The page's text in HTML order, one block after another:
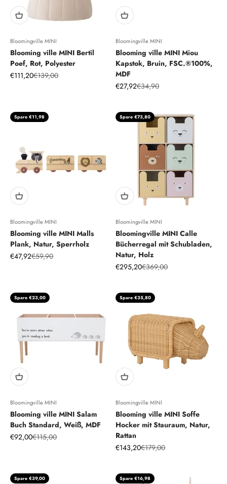
Bloomingville MINI
Blooming ville MINI Bertil
Poef, Rot, Polyester
Angebot
€111,20Regulärer Preis
€139,00
Bloomingville MINI
Blooming ville MINI Miou
Kapstok, Bruin, FSC.®100%,
MDF
Angebot
€27,92Regulärer Preis
€34,90
Spare €11,98
Bloomingville MINI
Blooming ville MINI Malls
Plank, Natur, Sperrholz
Angebot
€47,92Regulärer Preis
€59,90
Spare €73,80
Bloomingville MINI
Bloomingville MINI Calle
Bücherregal mit Schubladen,
Natur, Holz
Angebot
€295,20Regulärer Preis
€369,00
Spare €23,00
Bloomingville MINI
Blooming ville MINI Salam
Buch Standard, Weiß, MDF
Angebot
€92,00Regulärer Preis
€115,00
Spare €35,80
Bloomingville MINI
Blooming ville MINI Soffe
Hocker mit Stauraum, Natur,
Rattan
Angebot
€143,20Regulärer Preis
€179,00
Spare €39,00 Spare €16,98